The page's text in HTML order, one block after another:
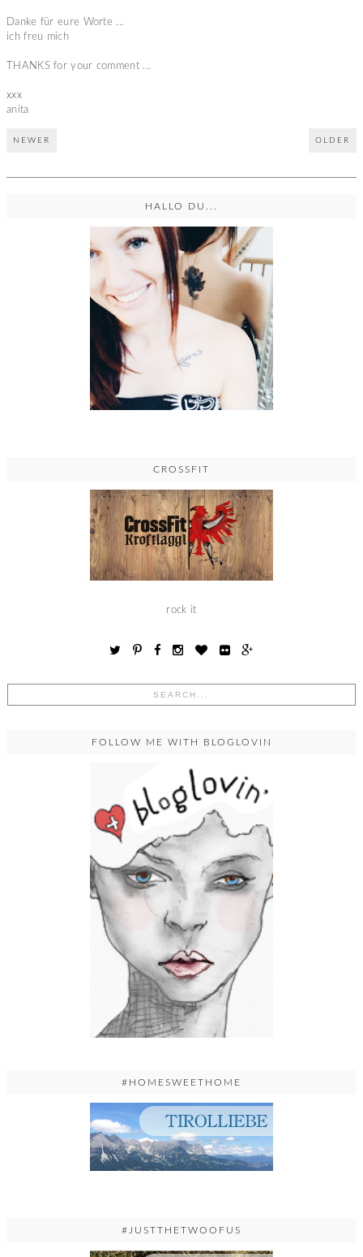
Danke für eure Worte ...
ich freu mich
THANKS for your comment ...
xxx
anita
NEWER OLDER
HALLO DU...
CROSSFIT
rock it
FOLLOW ME WITH BLOGLOVIN
#HOMESWEETHOME
#JUSTTHETWOOFUS